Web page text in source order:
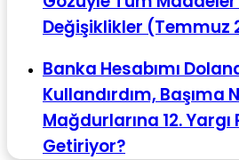
Değişiklikler (Temmuz
Banka Hesabımı
Kullandırdım, Başıma
Mağdurlarına 12. Yargı
Getiriyor?